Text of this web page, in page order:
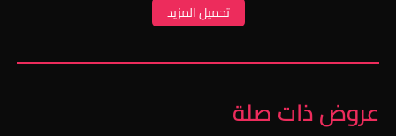
تحميل المزيد
عروض ذات صلة